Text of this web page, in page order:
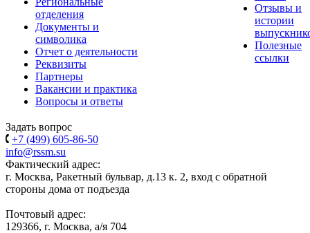
отделения
Документы и
символика
Отчет о деятельности
Реквизиты
Партнеры
Вакансии и практика
Вопросы и ответы
Отзывы и
истории
Полезные
ссылки
Задать вопрос
+7 (499) 605-86-50
info@rssm.su
Фактический адрес:
г. Москва, Ракетный бульвар, д.13 к. 2, вход с обратной
стороны дома от подъезда
Почтовый адрес:
129366, г. Москва, а/я 704